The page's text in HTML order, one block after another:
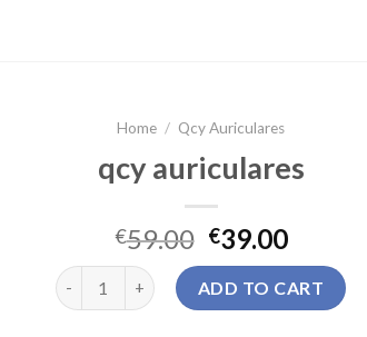
Home / Qcy Auriculares
qcy auriculares
€59.00 €39.00
qcy auriculares quantityADD TO CART